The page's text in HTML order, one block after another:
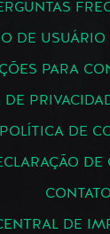
DE USUÁRIO
PARA
DE
POLÍTICA DE
DE
CONTATO
DE